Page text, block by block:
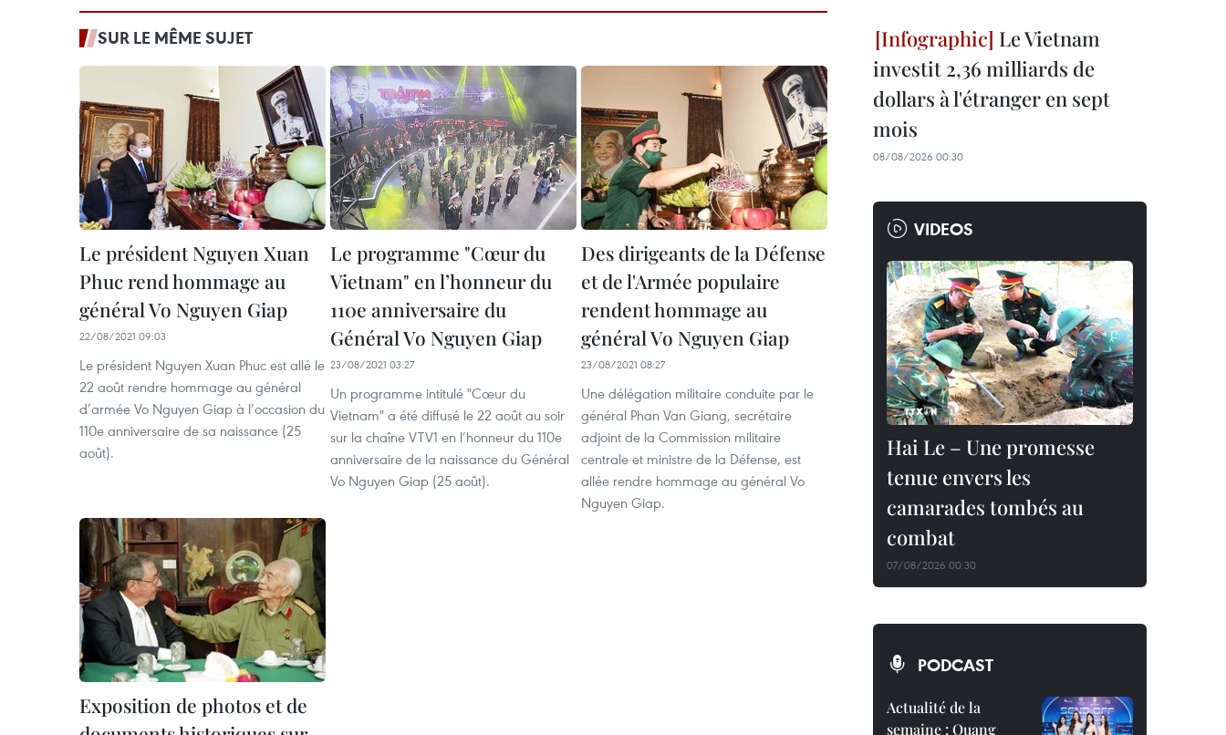
SUR LE MÊME SUJET
Le président Nguyen Xuan
Phuc rend hommage au
général Vo Nguyen Giap
22/08/2021 09:03
Le président Nguyen Xuan Phuc est allé le
22 août rendre hommage au général
d’armée Vo Nguyen Giap à l’occasion du
110e anniversaire de sa naissance (25
août).
Le programme "Cœur du
Vietnam" en l’honneur du
110e anniversaire du
Général Vo Nguyen Giap
23/08/2021 03:27
Un programme intitulé "Cœur du
Vietnam" a été diffusé le 22 août au soir
sur la chaîne VTV1 en l’honneur du 110e
anniversaire de la naissance du Général
Vo Nguyen Giap (25 août).
Des dirigeants de la Défense
et de l'Armée populaire
rendent hommage au
général Vo Nguyen Giap
23/08/2021 08:27
Une délégation militaire conduite par le
général Phan Van Giang, secrétaire
adjoint de la Commission militaire
centrale et ministre de la Défense, est
allée rendre hommage au général Vo
Nguyen Giap.
Exposition de photos et de
Le Vietnam
investit 2,36 milliards de
dollars à l'étranger en sept
mois
08/08/2026 00:30
VIDEOS
Hai Le – Une promesse
tenue envers les
camarades tombés au
combat
07/08/2026 00:30
PODCAST
Actualité de la
semaine : Quang